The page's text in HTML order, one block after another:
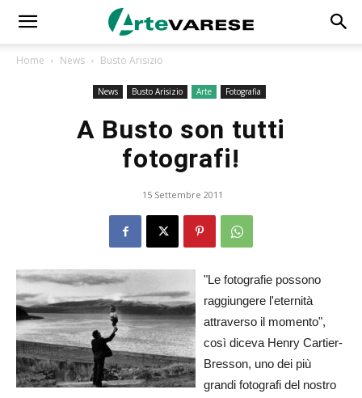
Home News Busto Arisizio
News Busto Arisizio Arte Fotografia
A Busto son tutti
fotografi!
15 Settembre 2011
"Le fotografie possono
raggiungere l'eternità
attraverso il momento",
così diceva Henry Cartier-
Bresson, uno dei più
grandi fotografi del nostro